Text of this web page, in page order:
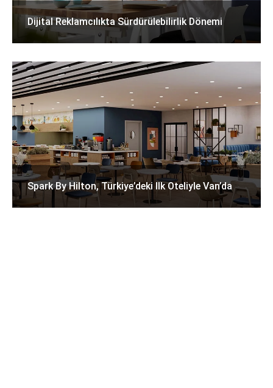
Dijital Reklamcılıkta Sürdürülebilirlik Dönemi
Spark By Hilton, Türkiye’deki Ilk Oteliyle Van’da